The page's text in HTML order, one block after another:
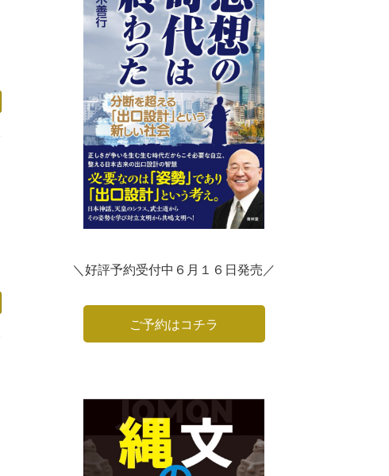
＼好評予約受付中６月１６日発売／
ご予約はコチラ